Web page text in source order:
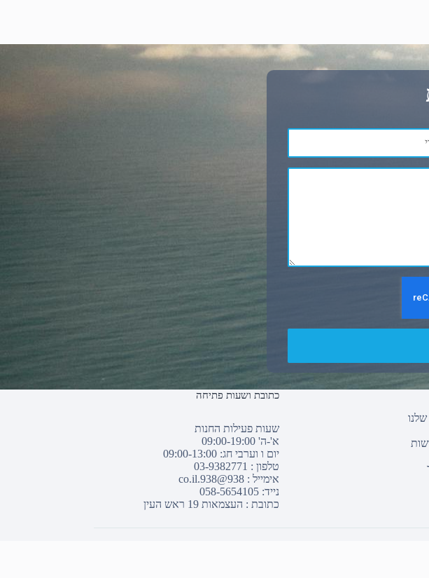
כתובת ושעות פתיחה
שעות פעילות החנות
א'-ה' 09:00-19:00
יום ו וערבי חג: 09:00-13:00
טלפון : 03-9382771
אימייל : 938@938.co.il
נייד: 058-5654105
כתובת : העצמאות 19 ראש העין